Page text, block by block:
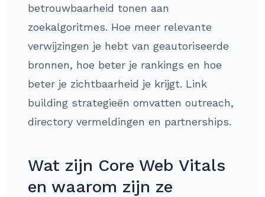
betrouwbaarheid tonen aan
zoekalgoritmes. Hoe meer relevante
verwijzingen je hebt van geautoriseerde
bronnen, hoe beter je rankings en hoe
beter je zichtbaarheid je krijgt. Link
building strategieën omvatten outreach,
directory vermeldingen en partnerships.
Wat zijn Core Web Vitals
en waarom zijn ze